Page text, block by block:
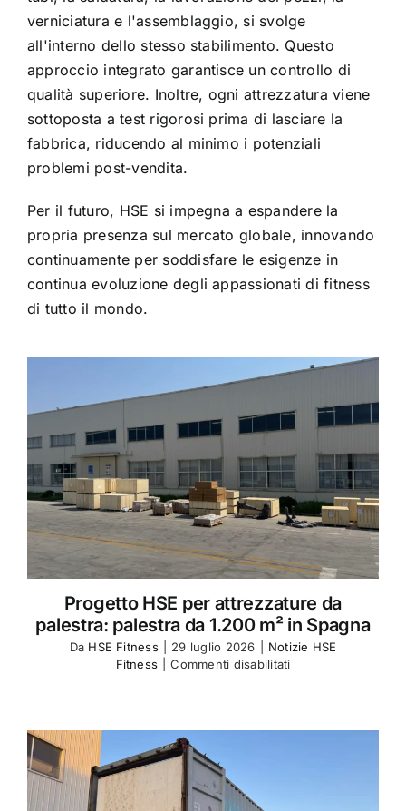
verniciatura e l'assemblaggio, si svolge
all'interno dello stesso stabilimento. Questo
approccio integrato garantisce un controllo di
qualità superiore. Inoltre, ogni attrezzatura viene
sottoposta a test rigorosi prima di lasciare la
fabbrica, riducendo al minimo i potenziali
problemi post-vendita.
Per il futuro, HSE si impegna a espandere la
propria presenza sul mercato globale, innovando
continuamente per soddisfare le esigenze in
continua evoluzione degli appassionati di fitness
di tutto il mondo.
Progetto HSE per attrezzature da
palestra: palestra da 1.200 m² in Spagna
Da HSE Fitness 29 luglio 2026
Notizie HSE
Fitness
Commenti disabilitatisu
Project